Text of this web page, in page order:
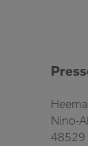
Nino-
48529